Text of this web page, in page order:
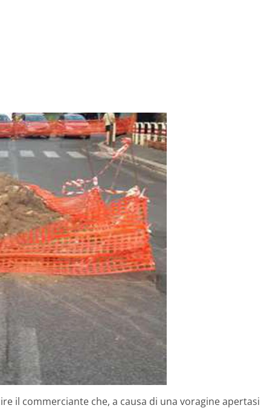
il commerciante che, a causa di una voragine apertasi